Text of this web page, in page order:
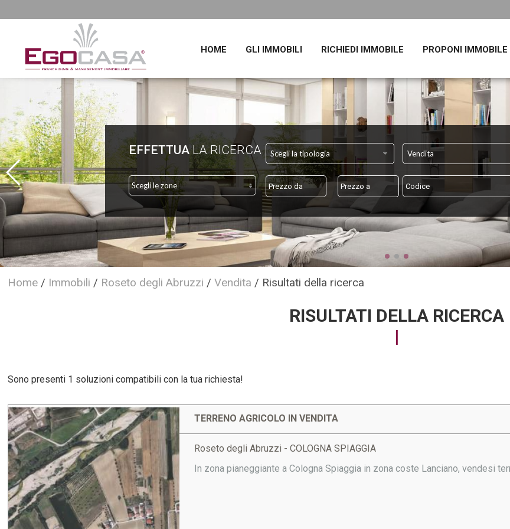
HOME GLI IMMOBILI RICHIEDI IMMOBILE PROPONI IMMOBILE
EFFETTUALA RICERCA Scegli la tipologia Vendita
Scegli le zone
Home / Immobili / Roseto degli Abruzzi /Vendita / Risultati della ricerca
RISULTATI DELLA RICERCA
Sono presenti 1 soluzioni compatibili con la tua richiesta!
TERRENO AGRICOLO IN VENDITA
Roseto degli Abruzzi - COLOGNA SPIAGGIA
In zona pianeggiante a Cologna Spiaggia in zona coste Lanciano, vendesi